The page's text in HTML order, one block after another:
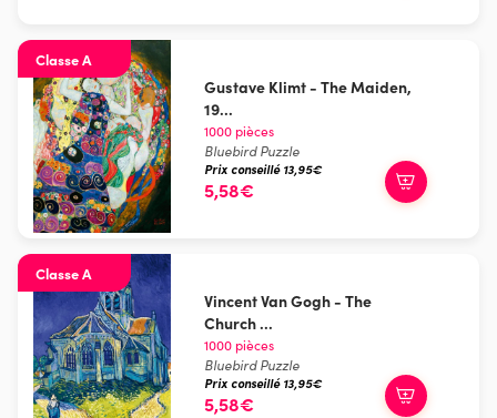
Classe A
Gustave Klimt - The Maiden,
19...
1000 pièces
Bluebird Puzzle
Prix conseillé 13,95€
5,58€
Classe A
Vincent Van Gogh - The
Church ...
1000 pièces
Bluebird Puzzle
Prix conseillé 13,95€
5,58€